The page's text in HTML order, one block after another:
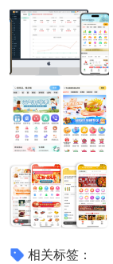
相关标签：